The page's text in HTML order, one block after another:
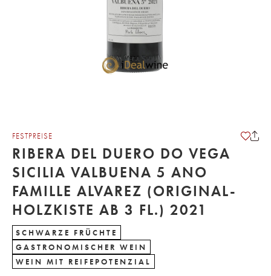
FESTPREISE
RIBERA DEL DUERO DO VEGA
SICILIA VALBUENA 5 ANO
FAMILLE ALVAREZ (ORIGINAL-
HOLZKISTE AB 3 FL.) 2021
SCHWARZE FRÜCHTE
GASTRONOMISCHER WEIN
WEIN MIT REIFEPOTENZIAL